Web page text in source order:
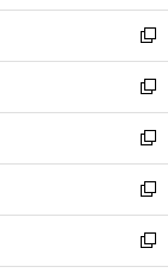
ウ
で
開
く
ン
ド
ウ
で
開
く
新
し
い
ウ
ィ
ン
ド
ウ
で
開
新
し
い
ウ
ィ
ン
ド
ウ
新
し
い
ウ
ィ
ン
新
し
い
新